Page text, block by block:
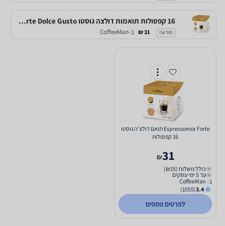
16 קפסולות תואמות דולצה גוסטו Espressomor Forte Dolce Gusto
מודעה 31 ₪ ב-CoffeeMan
Espressomor Forte תואם דולצ'ה גוסטו
16 קפסולות
31
₪
כולל משלוח (₪15)
עד 5 ימי עסקים
ב- CoffeeMan
3.4
(1055)
לפרטים נוספים